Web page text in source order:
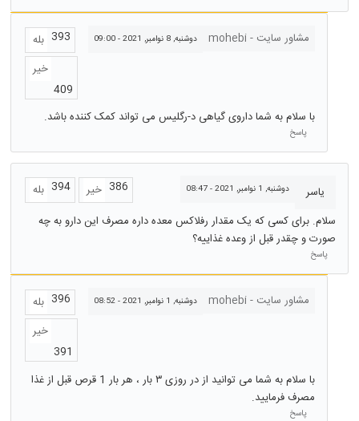
مشاور سایت - mohebi دوشنبه, 8 نوامبر, 2021 - 09:00 بله 393
خیر
409
با سلام به شما داروی گیاهی د-رگلیس می تواند کمک کننده باشد.
پاسخ
یاسر دوشنبه, 1 نوامبر, 2021 - 08:47 بله 394 خیر 386
سلام. برای کسی که یک مقدار رفلاکس معده داره مصرف این دارو به چه
صورت و چقدر قبل از وعده غذاییه؟
پاسخ
مشاور سایت - mohebi دوشنبه, 1 نوامبر, 2021 - 08:52 بله 396
خیر
391
با سلام به شما می توانید از در روزی ٣ بار ، هر بار 1 قرص قبل از غذا
مصرف فرمایید.
پاسخ